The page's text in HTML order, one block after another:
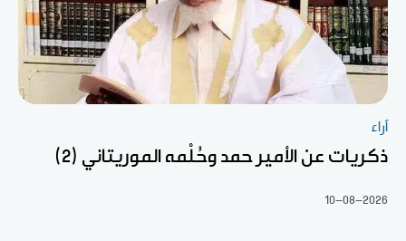
آراء
ذكريات عن الأمير حمد وحُلْمه الموريتاني (2)
10-08-2026